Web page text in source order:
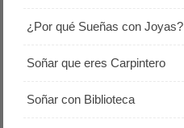
¿Por qué Sueñas con Joyas?
Soñar que eres Carpintero
Soñar con Biblioteca